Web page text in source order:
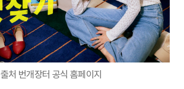
출처 번개장터 공식 홈페이지